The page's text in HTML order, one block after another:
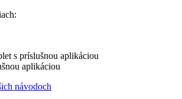
s príslušnou aplikáciou
aplikáciou
návodoch